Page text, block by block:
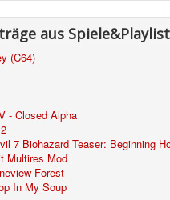
aus
(C64)
- Closed Alpha
7 Biohazard Teaser: Beginning
Multires Mod
Forest
In My Soup